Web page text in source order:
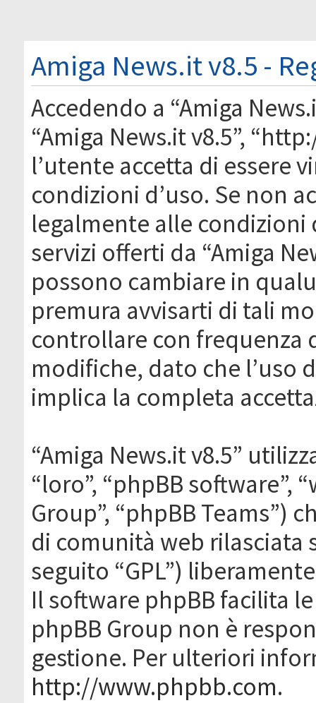
Amiga News.it v8.5 -
Accedendo a “Amiga
“Amiga News.it v8.5”,
l’utente accetta di essere
condizioni d’uso. Se non
legalmente alle condizioni
servizi offerti da “Amiga
possono cambiare in
premura avvisarti di tali
controllare con frequenza
modifiche, dato che l’uso
implica la completa
“Amiga News.it v8.5”
“loro”, “phpBB software”,
Group”, “phpBB Teams”)
di comunità web rilasciata
seguito “GPL”)
Il software phpBB facilita
phpBB Group non è
gestione. Per ulteriori
http://www.phpbb.com.